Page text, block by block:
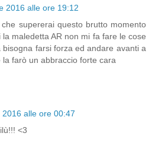
2016 alle ore 19:12
supererai questo brutto momento
maledetta AR non mi fa fare le cose
farsi forza ed andare avanti a
la farò un abbraccio forte cara
alle ore 00:47
<3